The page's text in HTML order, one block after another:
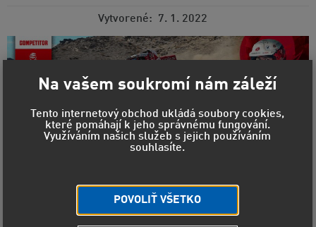
Vytvorené 7. 1. 2022
Náročná pátá etapa dala účastníkům Rally Dakar 2022 i
jejich soutěžní technice pořádně zabrat. Ovšem posádka
Na vašem soukromí nám záleží
Tento internetový obchod ukládá soubory cookies,
které pomáhají k jeho správnému fungování.
Využíváním našich služeb s jejich používáním
souhlasíte.
POVOLIŤ VŠETKO